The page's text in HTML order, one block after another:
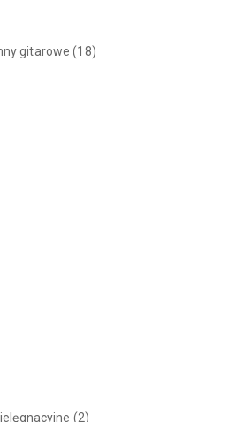
gitarowe (18)
(2)